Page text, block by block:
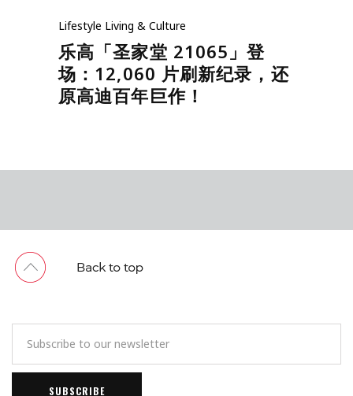
Lifestyle Living & Culture
乐高「圣家堂 21065」登
场：12,060 片刷新纪录，还
原高迪百年巨作！